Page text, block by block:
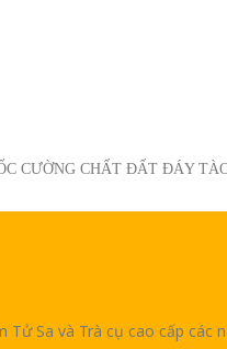
CƯỜNG CHẤT ĐẤT ĐÁY
Tử Sa và Trà cụ cao cấp các